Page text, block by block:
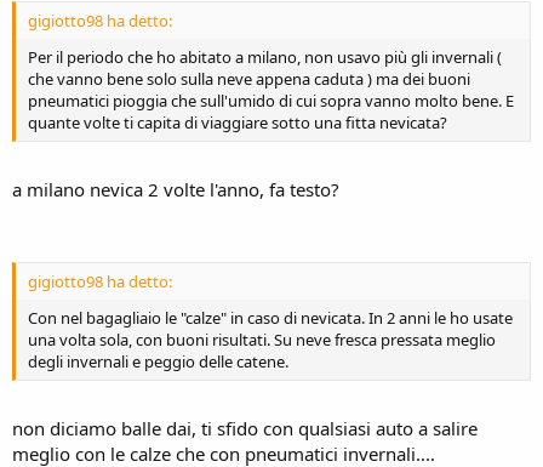
gigiotto98 ha detto:
Per il periodo che ho abitato a milano, non usavo più gli invernali (
che vanno bene solo sulla neve appena caduta ) ma dei buoni
pneumatici pioggia che sull'umido di cui sopra vanno molto bene. E
quante volte ti capita di viaggiare sotto una fitta nevicata?
a milano nevica 2 volte l'anno, fa testo?
gigiotto98 ha detto:
Con nel bagagliaio le "calze" in caso di nevicata. In 2 anni le ho usate
una volta sola, con buoni risultati. Su neve fresca pressata meglio
degli invernali e peggio delle catene.
non diciamo balle dai, ti sfido con qualsiasi auto a salire
meglio con le calze che con pneumatici invernali....